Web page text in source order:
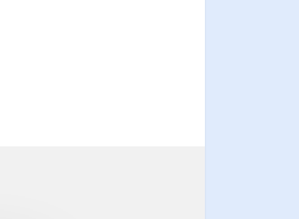
l’Engagement